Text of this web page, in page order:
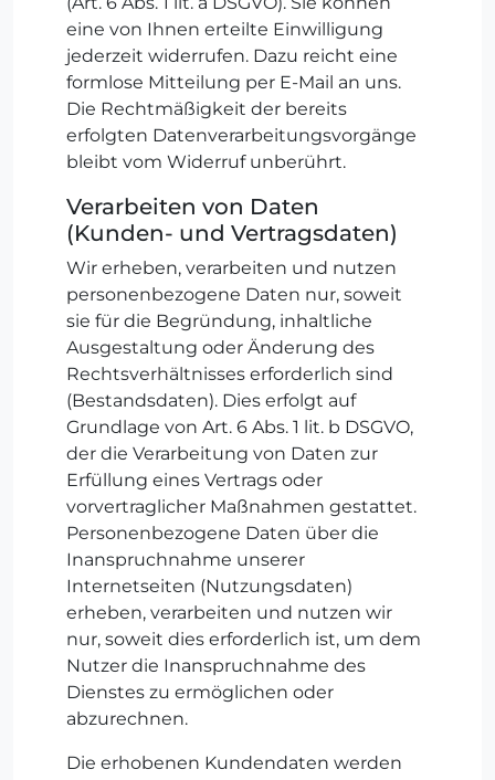
eine von Ihnen erteilte Einwilligung
jederzeit widerrufen. Dazu reicht eine
formlose Mitteilung per E-Mail an uns.
Die Rechtmäßigkeit der bereits
erfolgten Datenverarbeitungsvorgänge
bleibt vom Widerruf unberührt.
Verarbeiten von Daten
(Kunden- und Vertragsdaten)
Wir erheben, verarbeiten und nutzen
personenbezogene Daten nur, soweit
sie für die Begründung, inhaltliche
Ausgestaltung oder Änderung des
Rechtsverhältnisses erforderlich sind
(Bestandsdaten). Dies erfolgt auf
Grundlage von Art. 6 Abs. 1 lit. b DSGVO,
der die Verarbeitung von Daten zur
Erfüllung eines Vertrags oder
vorvertraglicher Maßnahmen gestattet.
Personenbezogene Daten über die
Inanspruchnahme unserer
Internetseiten (Nutzungsdaten)
erheben, verarbeiten und nutzen wir
nur, soweit dies erforderlich ist, um dem
Nutzer die Inanspruchnahme des
Dienstes zu ermöglichen oder
abzurechnen.
Die erhobenen Kundendaten werden